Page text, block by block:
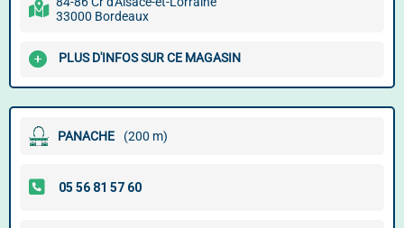
33000 Bordeaux
PLUS D'INFOS SUR CE MAGASIN
PANACHE (200 m)